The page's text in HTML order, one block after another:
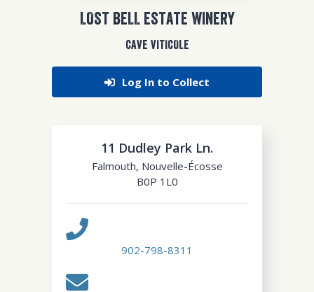
LOST BELL ESTATE WINERY
CAVE VITICOLE
Log In to Collect
11 Dudley Park Ln.
Falmouth, Nouvelle-Écosse
B0P 1L0
902-798-8311